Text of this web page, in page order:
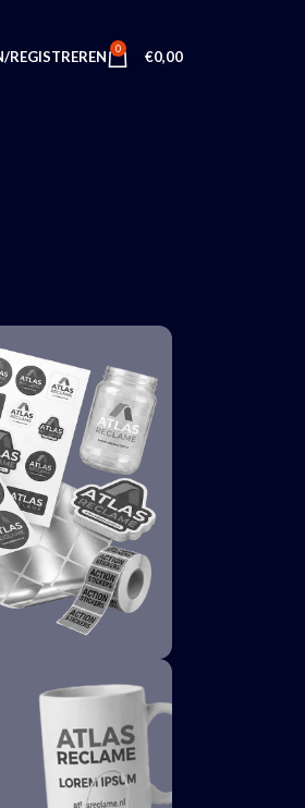
REGISTREREN 0 €0,00
ETIKETTEN